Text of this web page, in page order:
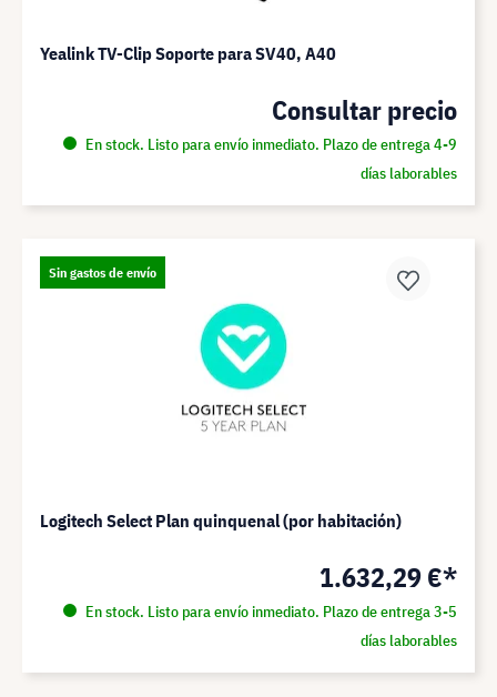
Yealink TV-Clip Soporte para SV40, A40
Consultar precio
En stock. Listo para envío inmediato. Plazo de entrega 4-9
días laborables
Sin gastos de envío
Logitech Select Plan quinquenal (por habitación)
1.632,29 €*
En stock. Listo para envío inmediato. Plazo de entrega 3-5
días laborables